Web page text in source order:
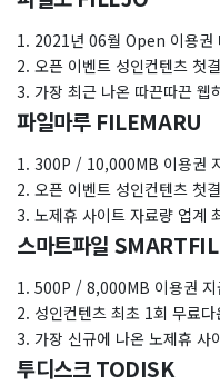
1. 2021년 06월 Open 이용권
2. 오픈 이벤트 성인컨텐츠 첫
3. 가장 최근 나온 따끈따끈 웹
파일마루 FILEMARU
1. 300P / 10,000MB 이용권
2. 오픈 이벤트 성인컨텐츠 첫
3. 노제휴 사이트 자료량 업계
스마트파일
1. 500P / 8,000MB 이용권 지
2. 성인컨텐츠 최초 1회 무료다
3. 가장 신규에 나온 노제휴 사
투디스크 TODISK